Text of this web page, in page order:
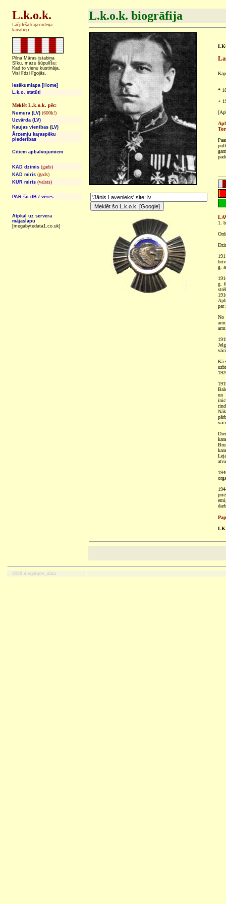
L.k.o.k.
Lāčplēša kaŗa ordeņa
kavalieŗi
Pilna Māras istabiņa
Sīku, mazu šūpulīšu:
Kad to vienu kustināja,
Visi līdzi līgojās.
Iesākumlapa [Home]
L.k.o. statūti
Meklēt L.k.o.k. pēc:
Numura (LV) (600k!)
Uzvārda (LV)
Kaujas vienības (LV)
Ārzemju kaŗaspēku
piederības
Citiem apbalvojumiem
KAD dzimis (gads)
KAD miris (gads)
KUR miris (valsts)
PAR šo dB / vēres
Atpkaļ uz servera
mājaslapu
[megabytedata1.co.uk]
L.k.o.k. biogrāfija
*
+
1.
g.
g.
par
No
Kā
un
LK
2026 megabyte_data